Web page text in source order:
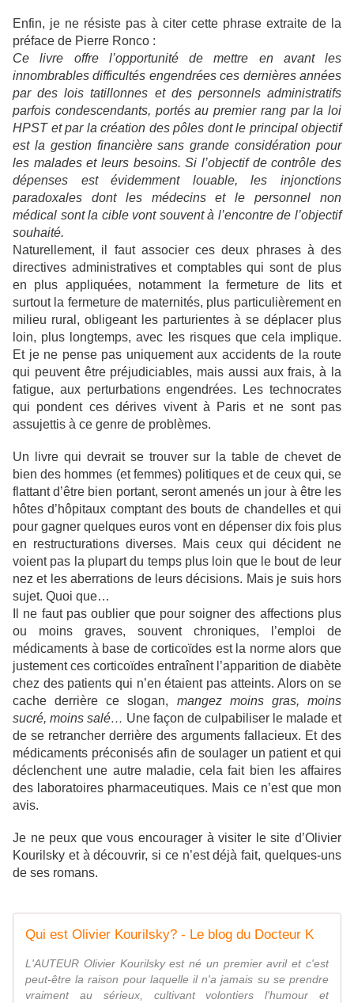
Enfin, je ne résiste pas à citer cette phrase extraite de la
préface de Pierre Ronco :
Ce livre offre l’opportunité de mettre en avant les
innombrables difficultés engendrées ces dernières années
par des lois tatillonnes et des personnels administratifs
parfois condescendants, portés au premier rang par la loi
HPST et par la création des pôles dont le principal objectif
est la gestion financière sans grande considération pour
les malades et leurs besoins. Si l’objectif de contrôle des
dépenses est évidemment louable, les injonctions
paradoxales dont les médecins et le personnel non
médical sont la cible vont souvent à l’encontre de l’objectif
souhaité.
Naturellement, il faut associer ces deux phrases à des
directives administratives et comptables qui sont de plus
en plus appliquées, notamment la fermeture de lits et
surtout la fermeture de maternités, plus particulièrement en
milieu rural, obligeant les parturientes à se déplacer plus
loin, plus longtemps, avec les risques que cela implique.
Et je ne pense pas uniquement aux accidents de la route
qui peuvent être préjudiciables, mais aussi aux frais, à la
fatigue, aux perturbations engendrées. Les technocrates
qui pondent ces dérives vivent à Paris et ne sont pas
assujettis à ce genre de problèmes.
Un livre qui devrait se trouver sur la table de chevet de
bien des hommes (et femmes) politiques et de ceux qui, se
flattant d’être bien portant, seront amenés un jour à être les
hôtes d’hôpitaux comptant des bouts de chandelles et qui
pour gagner quelques euros vont en dépenser dix fois plus
en restructurations diverses. Mais ceux qui décident ne
voient pas la plupart du temps plus loin que le bout de leur
nez et les aberrations de leurs décisions. Mais je suis hors
sujet. Quoi que…
Il ne faut pas oublier que pour soigner des affections plus
ou moins graves, souvent chroniques, l’emploi de
médicaments à base de corticoïdes est la norme alors que
justement ces corticoïdes entraînent l’apparition de diabète
chez des patients qui n’en étaient pas atteints. Alors on se
cache derrière ce slogan, mangez moins gras, moins
sucré, moins salé… Une façon de culpabiliser le malade et
de se retrancher derrière des arguments fallacieux. Et des
médicaments préconisés afin de soulager un patient et qui
déclenchent une autre maladie, cela fait bien les affaires
des laboratoires pharmaceutiques. Mais ce n’est que mon
avis.
Je ne peux que vous encourager à visiter le site d’Olivier
Kourilsky et à découvrir, si ce n’est déjà fait, quelques-uns
de ses romans.
Qui est Olivier Kourilsky? - Le blog du Docteur K
L'AUTEUR Olivier Kourilsky est né un premier avril et c'est
peut-être la raison pour laquelle il n'a jamais su se prendre
vraiment au sérieux, cultivant volontiers l'humour et